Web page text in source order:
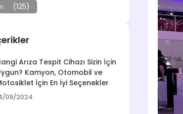
(125)
Arıza Tespit Cihazı Sizin İçin
Kamyon, Otomobil ve
İçin En İyi Seçenekler
09/2024